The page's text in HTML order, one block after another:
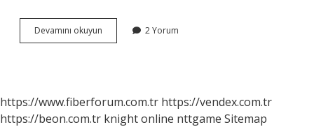
Devamını okuyun
Tohumu
2 Yorum
https://www.fiberforum.com.tr https://vendex.com.tr
https://beon.com.tr knight online nttgame Sitemap